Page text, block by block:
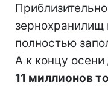
зернохранилищ
полностью
А к концу
11 миллионов